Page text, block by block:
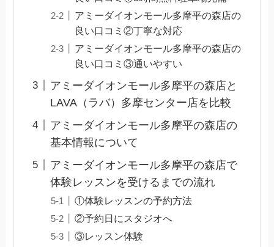
アミーダイオンモール多摩平の森店の
良い口コミ②丁寧な対応
アミーダイオンモール多摩平の森店の
良い口コミ③通いやすい
アミーダイオンモール多摩平の森店と
LAVA（ラバ）多摩センター店を比較
アミーダイオンモール多摩平の森店の
基本情報について
アミーダイオンモール多摩平の森店で
体験レッスンを受けるまでの流れ
①体験レッスンの予約方法
②予約日にスタジオへ
③レッスン体験